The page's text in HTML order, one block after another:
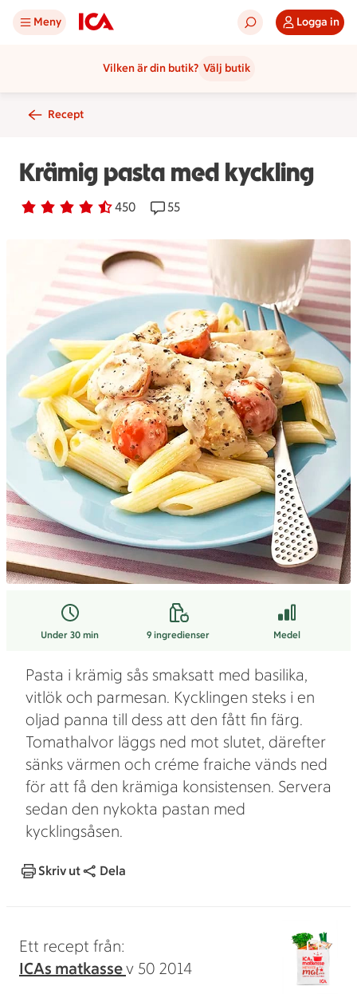
Meny Logga in
Vilken är din butik? Välj butik
Recept
Krämig pasta med kyckling
Betyg 4.1 av 5. 450
450 personer har röstatReceptet har 55 kommentarer
55
Under 30 min 9ingredienser Medel
Pasta i krämig sås smaksatt med basilika,
vitlök och parmesan. Kycklingen steks i en
oljad panna till dess att den fått fin färg.
Tomathalvor läggs ned mot slutet, därefter
sänks värmen och créme fraiche vänds ned
för att få den krämiga konsistensen. Servera
sedan den nykokta pastan med
kycklingsåsen.
Skriv ut Dela
Ett recept från:
ICAs matkassev 50 2014